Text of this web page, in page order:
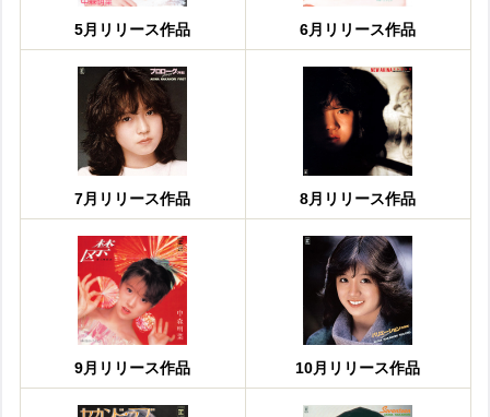
5月リリース作品 6月リリース作品
7月リリース作品 8月リリース作品
9月リリース作品 10月リリース作品